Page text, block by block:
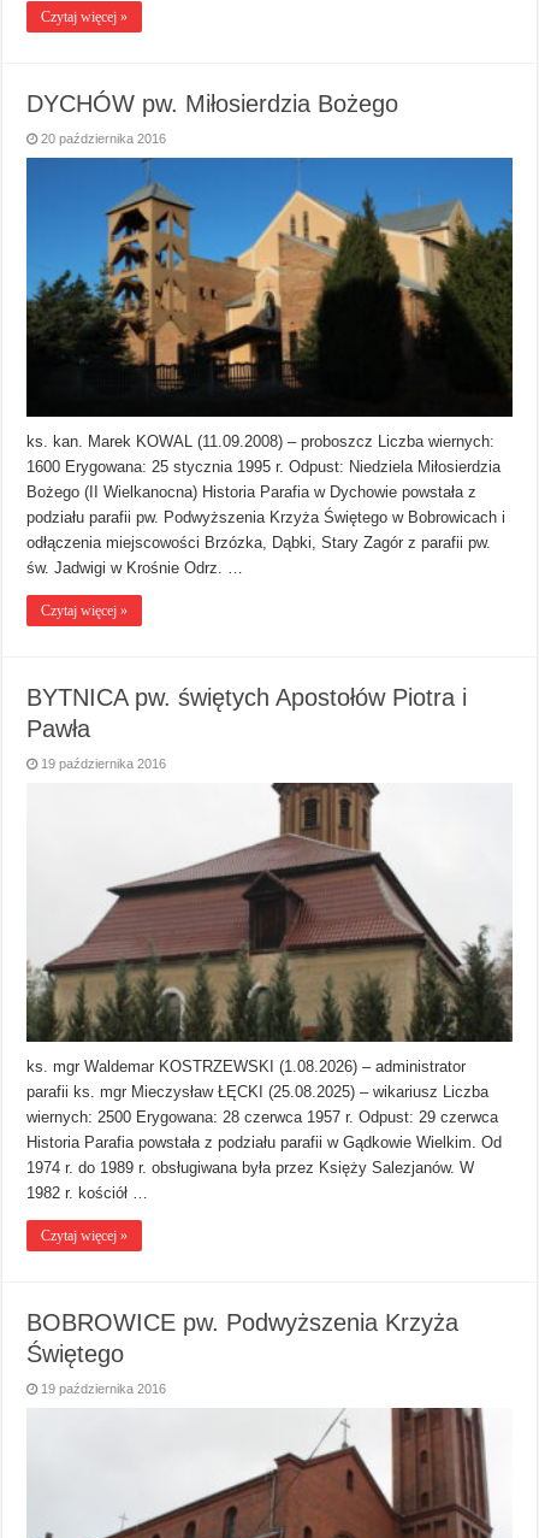
Czytaj więcej »
DYCHÓW pw. Miłosierdzia Bożego
20 października 2016
ks. kan. Marek KOWAL (11.09.2008) – proboszcz Liczba wiernych:
1600 Erygowana: 25 stycznia 1995 r. Odpust: Niedziela Miłosierdzia
Bożego (II Wielkanocna) Historia Parafia w Dychowie powstała z
podziału parafii pw. Podwyższenia Krzyża Świętego w Bobrowicach i
odłączenia miejscowości Brzózka, Dąbki, Stary Zagór z parafii pw.
św. Jadwigi w Krośnie Odrz. …
Czytaj więcej »
BYTNICA pw. świętych Apostołów Piotra i
Pawła
19 października 2016
ks. mgr Waldemar KOSTRZEWSKI (1.08.2026) – administrator
parafii ks. mgr Mieczysław ŁĘCKI (25.08.2025) – wikariusz Liczba
wiernych: 2500 Erygowana: 28 czerwca 1957 r. Odpust: 29 czerwca
Historia Parafia powstała z podziału parafii w Gądkowie Wielkim. Od
1974 r. do 1989 r. obsługiwana była przez Księży Salezjanów. W
1982 r. kościół …
Czytaj więcej »
BOBROWICE pw. Podwyższenia Krzyża
Świętego
19 października 2016